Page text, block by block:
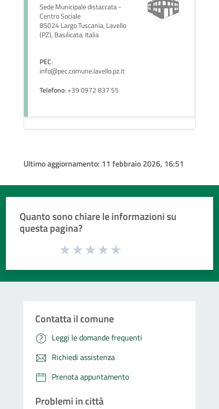
Sede Municipale distaccata -
Centro Sociale
85024 Largo Tuscania, Lavello
(PZ), Basilicata, Italia
PEC:
info@pec.comune.lavello.pz.it
Telefono: +39 0972 837 55
Ultimo aggiornamento: 11 febbraio 2026, 16:51
Quanto sono chiare le informazioni su
questa pagina?
Valuta da 1 a 5 stelle la pagina
Contatta il comune
Leggi le domande frequenti
Richiedi assistenza
Prenota appuntamento
Problemi in città